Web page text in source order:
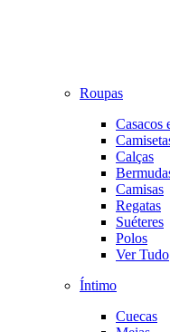
Roupas
Casacos
Calças
Camisas
Regatas
Suéteres
Polos
Ver Tudo
Íntimo
Cuecas